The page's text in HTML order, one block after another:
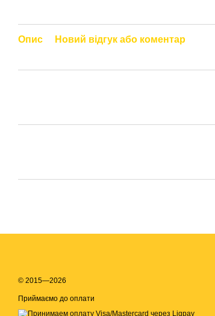
Опис Новий відгук або коментар
© 2015—2026
Приймаємо до оплати